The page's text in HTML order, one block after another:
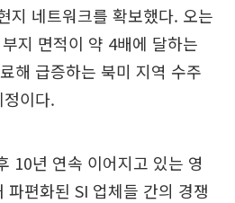
지 네트워크를 확보했다. 오는
지 면적이 약 4배에 달하는
해 급증하는 북미 지역 수주
이다.
10년 연속 이어지고 있는 영
파편화된 SI 업체들 간의 경쟁